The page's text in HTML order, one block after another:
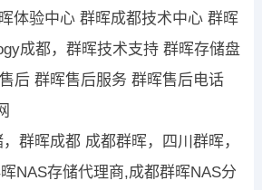
体验中心 群晖成都技术中心 群晖
成都，群晖技术支持 群晖存储盘
后 群晖售后服务 群晖售后电话
群晖成都 成都群晖，四川群晖，
NAS存储代理商,成都群晖NAS分